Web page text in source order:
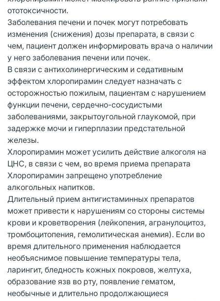
ототоксичности.
Заболевания печени и почек могут потребовать
изменения (снижения) дозы препарата, в связи с
чем, пациент должен информировать врача о наличии
у него заболевания печени или почек.
В связи с антихолинергическим и седативным
эффектом хлоропирамин следует назначать с
осторожностью пожилым, пациентам с нарушением
функции печени, сердечно-сосудистыми
заболеваниями, закрытоугольной глаукомой, при
задержке мочи и гиперплазии предстательной
железы.
Хлоропирамин может усилить действие алкоголя на
ЦНС, в связи с чем, во время приема препарата
Хлоропирамин запрещено употребление
алкогольных напитков.
Длительный прием антигистаминных препаратов
может привести к нарушениям со стороны системы
крови и кроветворения (лейкопения, агранулоцитоз,
тромбоцитопения, гемолитическая анемия). Если во
время длительного применения наблюдается
необъяснимое повышение температуры тела,
ларингит, бледность кожных покровов, желтуха,
образование язв во рту, появление гематом,
необычные и длительно продолжающиеся